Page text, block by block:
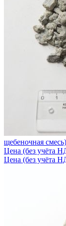
щебеночная
Цена (без учёта
Цена (без учёта